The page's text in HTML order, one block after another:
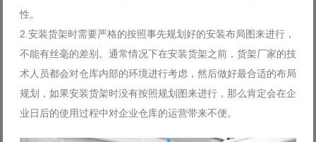
性。
2.安装货架时需要严格的按照事先规划好的安装布局图来进行，
不能有丝毫的差别。通常情况下在安装货架之前，货架厂家的技
术人员都会对仓库内部的环境进行考虑，然后做好最合适的布局
规划，如果安装货架时没有按照规划图来进行，那么肯定会在企
业日后的使用过程中对企业仓库的运营带来不便。